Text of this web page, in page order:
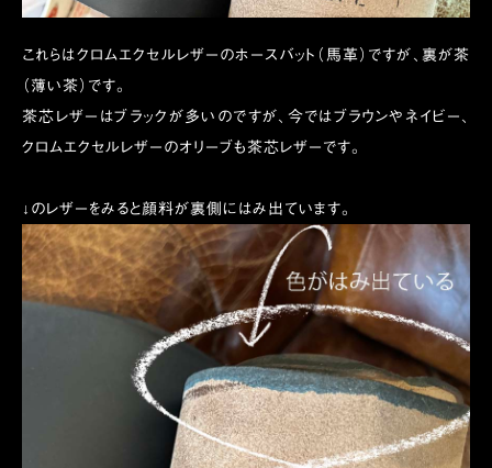
これらはクロムエクセルレザーのホースバット（馬革）ですが、裏が茶
（薄い茶）です。
茶芯レザーはブラックが多いのですが、今ではブラウンやネイビー、
クロムエクセルレザーのオリーブも茶芯レザーです。
↓のレザーをみると顔料が裏側にはみ出ています。